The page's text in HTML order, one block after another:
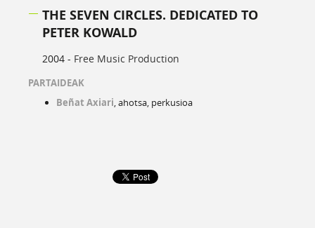
THE SEVEN CIRCLES. DEDICATED TO
PETER KOWALD
2004 - Free Music Production
PARTAIDEAK
Beñat Axiari, ahotsa, perkusioa